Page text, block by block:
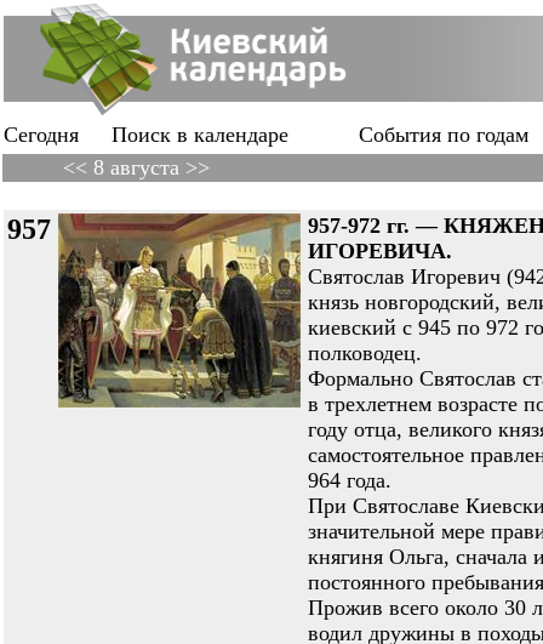
Сегодня Поиск в календаре
События по годам
<< 8 августа >>
957
957-972 гг. —
ИГОРЕВИЧА.
Святослав Игоревич
князь новгородский,
киевский с 945 по 972
полководец.
Формально Святослав
в трехлетнем возрасте
году отца, великого
самостоятельное
964 года.
При Святославе
значительной мере
княгиня Ольга, сначала
постоянного
Прожив всего около 30
водил дружины в